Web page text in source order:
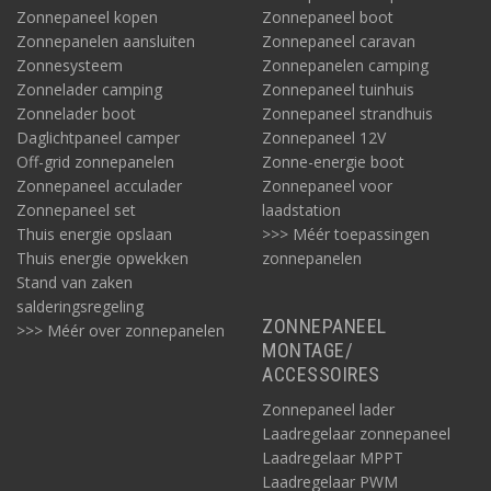
Solar systeem 2000W/dag: welke aansluitingen?
Met deMC4 stekkerset (Solinq MC4)kunt u de 4mm2 kabels
aansluiten aan de MC4 connectoren van het zonnepaneel.
Daarmee verlengt u de bekabeling richting de laadregelaar. De
aansluiting op de laadregelaar kan met deze zelfde MC4
stekkers.
Voor een mooie aansluiting van de 35 mm2 kabels op de
laadregelaar gebruikt u adereindhulzen. Wij hebben op dit
De aansluiting op de zekeringhouder is met M8 bouten. U kunt
een nette aansluiting maken via dezeperskabelogenM8.
Een mooie aansluiting maken van de 35mm2 kabels op de
Zonnepaneel kopen
Zonnepanelen aansluiten
Zonnesysteem
Zonnelader camping
Zonnelader boot
Daglichtpaneel camper
Off-grid zonnepanelen
Zonnepaneel acculader
Zonnepaneel set
Thuis energie opslaan
Thuis energie opwekken
Stand van zaken
salderingsregeling
>>> Méér over zonnepanelen
Zonnepaneel boot
Zonnepaneel caravan
Zonnepanelen camping
Zonnepaneel tuinhuis
Zonnepaneel strandhuis
Zonnepaneel 12V
Zonne-energie boot
Zonnepaneel voor
laadstation
>>> Méér toepassingen
zonnepanelen
ZONNEPANEEL
MONTAGE/
ACCESSOIRES
Zonnepaneel lader
Laadregelaar zonnepaneel
Laadregelaar MPPT
Laadregelaar PWM